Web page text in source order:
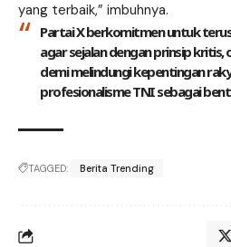
yang terbaik,” imbuhnya.
Partai X berkomitmen untuk
agar sejalan dengan prinsip
demi melindungi kepentingan
profesionalisme TNI sebagai
TAGGED: Berita Trending